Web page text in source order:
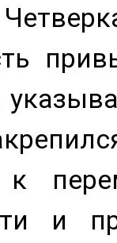
к
и